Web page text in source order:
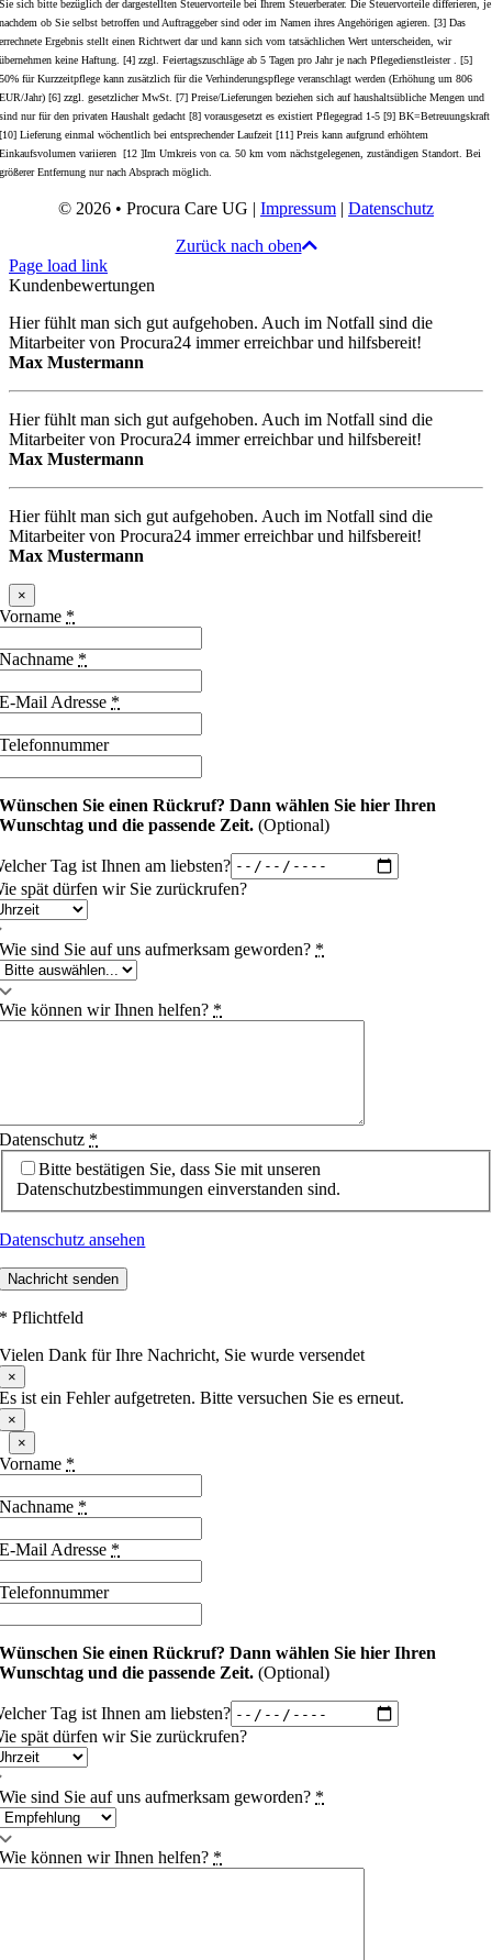
Sie sich bitte bezüglich der dargestellten Steuervorteile bei Ihrem Steuerberater. Die Steuervorteile differieren, je
nachdem ob Sie selbst betroffen und Auftraggeber sind oder im Namen ihres Angehörigen agieren. [3] Das
errechnete Ergebnis stellt einen Richtwert dar und kann sich vom tatsächlichen Wert unterscheiden, wir
übernehmen keine Haftung. [4] zzgl. Feiertagszuschläge ab 5 Tagen pro Jahr je nach Pflegedienstleister . [5]
50% für Kurzzeitpflege kann zusätzlich für die Verhinderungspflege veranschlagt werden (Erhöhung um 806
EUR/Jahr) [6] zzgl. gesetzlicher MwSt. [7] Preise/Lieferungen beziehen sich auf haushaltsübliche Mengen und
sind nur für den privaten Haushalt gedacht [8] vorausgesetzt es existiert Pflegegrad 1-5 [9] BK=Betreuungskraft
[10] Lieferung einmal wöchentlich bei entsprechender Laufzeit [11] Preis kann aufgrund erhöhtem
Einkaufsvolumen variieren [12 ]Im Umkreis von ca. 50 km vom nächstgelegenen, zuständigen Standort. Bei
größerer Entfernung nur nach Absprach möglich.
© 2026 • Procura Care UG | Impressum | Datenschutz
Zurück nach oben
Page load link
Kundenbewertungen
Hier fühlt man sich gut aufgehoben. Auch im Notfall sind die
Mitarbeiter von Procura24 immer erreichbar und hilfsbereit!
Max Mustermann
Hier fühlt man sich gut aufgehoben. Auch im Notfall sind die
Mitarbeiter von Procura24 immer erreichbar und hilfsbereit!
Max Mustermann
Hier fühlt man sich gut aufgehoben. Auch im Notfall sind die
Mitarbeiter von Procura24 immer erreichbar und hilfsbereit!
Max Mustermann
×
Vorname *
Nachname *
E-Mail Adresse *
Telefonnummer
Wünschen Sie einen Rückruf? Dann wählen Sie hier Ihren
Wunschtag und die passende Zeit.(Optional)
Tag ist Ihnen am liebsten?
spät dürfen wir Sie zurückrufen?
Wie sind Sie auf uns aufmerksam geworden? *
Wie können wir Ihnen helfen? *
Datenschutz *
Bitte bestätigen Sie, dass Sie mit unseren
Datenschutzbestimmungen einverstanden sind.
Datenschutz ansehen
Nachricht senden
* Pflichtfeld
Vielen Dank für Ihre Nachricht, Sie wurde versendet
×
Es ist ein Fehler aufgetreten. Bitte versuchen Sie es erneut.
×
×
Vorname *
Nachname *
E-Mail Adresse *
Telefonnummer
Wünschen Sie einen Rückruf? Dann wählen Sie hier Ihren
Wunschtag und die passende Zeit.(Optional)
Tag ist Ihnen am liebsten?
spät dürfen wir Sie zurückrufen?
Wie sind Sie auf uns aufmerksam geworden? *
Wie können wir Ihnen helfen? *